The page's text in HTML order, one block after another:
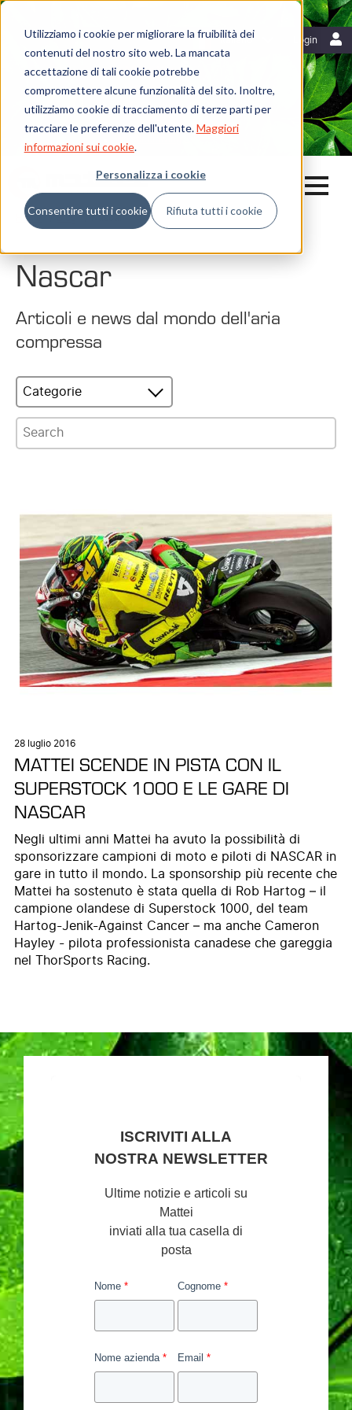
Utilizziamo i cookie per migliorare la fruibilità dei
contenuti del nostro sito web. La mancata
accettazione di tali cookie potrebbe
compromettere alcune funzionalità del sito. Inoltre,
utilizziamo cookie di tracciamento di terze parti per
tracciare le preferenze dell'utente.Maggiori
informazioni sui cookie.
Personalizza i cookie
Consentire tutti i cookie Rifiuta tutti i cookie
Login
Italiano
Risorse
Blog
Mattei News
Dicono di noi
Fiere ed eventi
Home Blog Nascar
Nascar
Articoli e news dal mondo dell'aria
compressa
Categorie
28 luglio 2016
MATTEI SCENDE IN PISTA CON IL
SUPERSTOCK 1000 E LE GARE DI
NASCAR
Negli ultimi anni Mattei ha avuto la possibilità di
sponsorizzare campioni di moto e piloti di NASCAR in
gare in tutto il mondo. La sponsorship più recente che
Mattei ha sostenuto è stata quella di Rob Hartog – il
campione olandese di Superstock 1000, del team
Hartog-Jenik-Against Cancer – ma anche Cameron
Hayley - pilota professionista canadese che gareggia
nel ThorSports Racing.